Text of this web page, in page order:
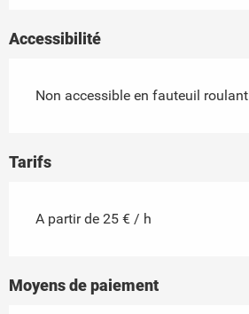
Accessibilité
Non accessible en fauteuil roulant
Tarifs
A partir de 25 € / h
Moyens de paiement